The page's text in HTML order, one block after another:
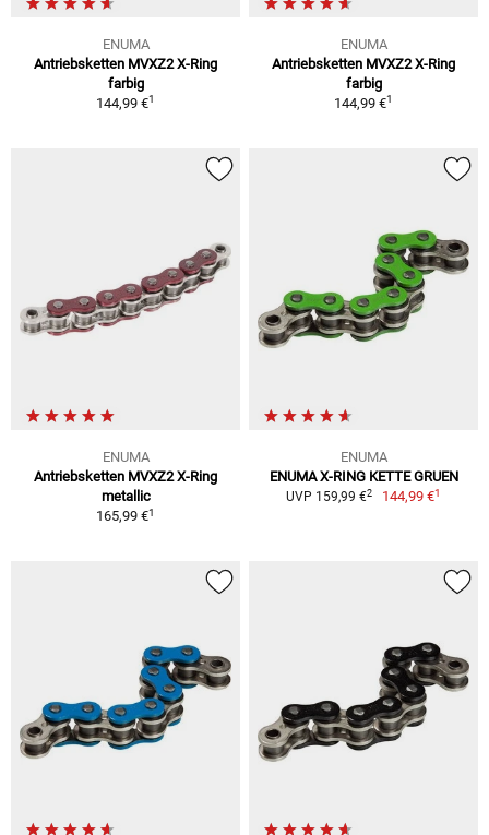
ENUMA
Antriebsketten MVXZ2 X-Ring
farbig
144,99 €1
ENUMA
Antriebsketten MVXZ2 X-Ring
farbig
144,99 €1
ENUMA
Antriebsketten MVXZ2 X-Ring
metallic
165,99 €1
ENUMA
ENUMA X-RING KETTE GRUEN
UVP 159,99 €2 144,99 €1